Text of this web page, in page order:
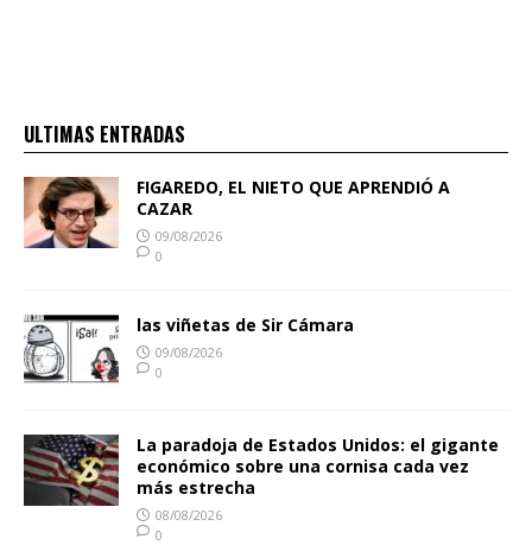
ULTIMAS ENTRADAS
FIGAREDO, EL NIETO QUE APRENDIÓ A
CAZAR
09/08/2026
0
las viñetas de Sir Cámara
09/08/2026
0
La paradoja de Estados Unidos: el gigante
económico sobre una cornisa cada vez
más estrecha
08/08/2026
0